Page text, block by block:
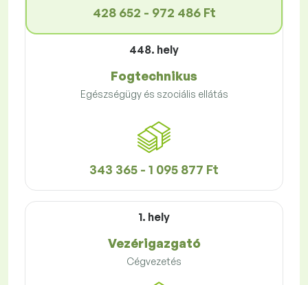
428 652 - 972 486 Ft
448. hely
Fogtechnikus
Egészségügy és szociális ellátás
343 365 - 1 095 877 Ft
1. hely
Vezérigazgató
Cégvezetés